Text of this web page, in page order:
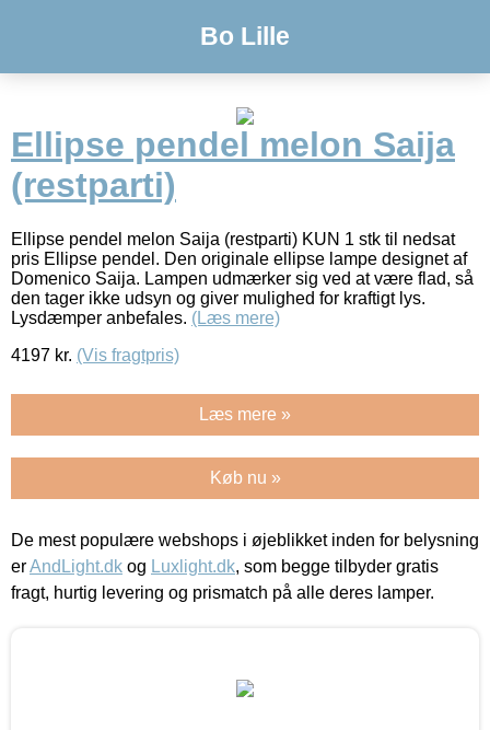
Bo Lille
Ellipse pendel melon Saija
(restparti)
Ellipse pendel melon Saija (restparti) KUN 1 stk til nedsat
pris Ellipse pendel. Den originale ellipse lampe designet af
Domenico Saija. Lampen udmærker sig ved at være flad, så
den tager ikke udsyn og giver mulighed for kraftigt lys.
Lysdæmper anbefales. (Læs mere)
4197 kr. (Vis fragtpris)
Læs mere »
Køb nu »
De mest populære webshops i øjeblikket inden for belysning
erAndLight.dk og Luxlight.dk, som begge tilbyder gratis
fragt, hurtig levering og prismatch på alle deres lamper.